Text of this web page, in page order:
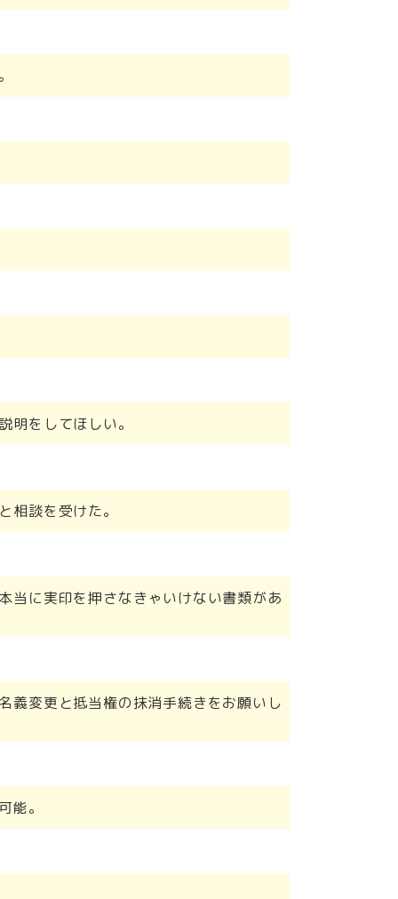
明をしてほしい。
相談を受けた。
当に実印を押さなきゃいけない書類があ
義変更と抵当権の抹消手続きをお願いし
能。